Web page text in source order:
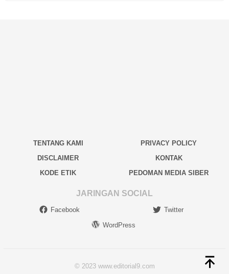
TENTANG KAMI
PRIVACY POLICY
DISCLAIMER
KONTAK
KODE ETIK
PEDOMAN MEDIA SIBER
JARINGAN SOCIAL
Facebook
Twitter
WordPress
© 2023 www.editorial9.com